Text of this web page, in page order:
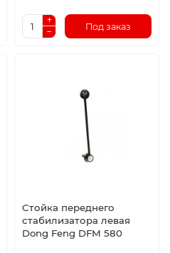
Под заказ
Стойка переднего
стабилизатора левая
Dong Feng DFM 580